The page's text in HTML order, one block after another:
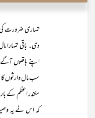
تمہاری ضرورت کی
دی۔ باقی تمہارا
اپنے ہاتھوں
سب مال وارثوں
سکندر اعظم کے
کہ اس نے یہ